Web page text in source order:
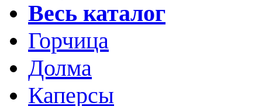
Весь каталог
Горчица
Долма
Каперсы